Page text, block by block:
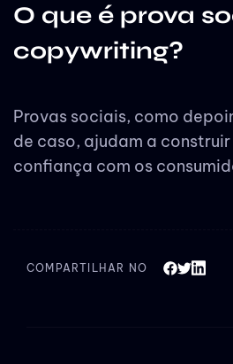
O que é prova
copywriting?
Provas sociais, como
de caso, ajudam a
confiança com os
COMPARTILHAR NO